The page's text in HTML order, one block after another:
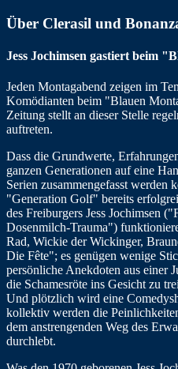
Über Clerasil und
Jess Jochimsen gastiert beim
Jeden Montagabend zeigen im
Komödianten beim "Blauen
Zeitung stellt an dieser Stelle
auftreten.
Dass die Grundwerte,
ganzen Generationen auf eine
Serien zusammengefasst
"Generation Golf" bereits
des Freiburgers Jess Jochimsen
Dosenmilch-Trauma")
Rad, Wickie der Wickinger,
Die Fête"; es genügen wenige
persönliche Anekdoten aus einer
die Schamesröte ins Gesicht zu
Und plötzlich wird eine
kollektiv werden die
dem anstrengenden Weg des
durchlebt.